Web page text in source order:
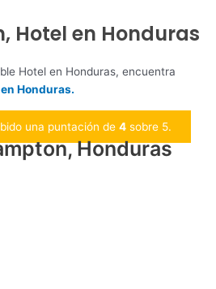
Hotel en Honduras
Hotel en Honduras, encuentra
Honduras.
una puntación de 4 sobre 5.
Honduras